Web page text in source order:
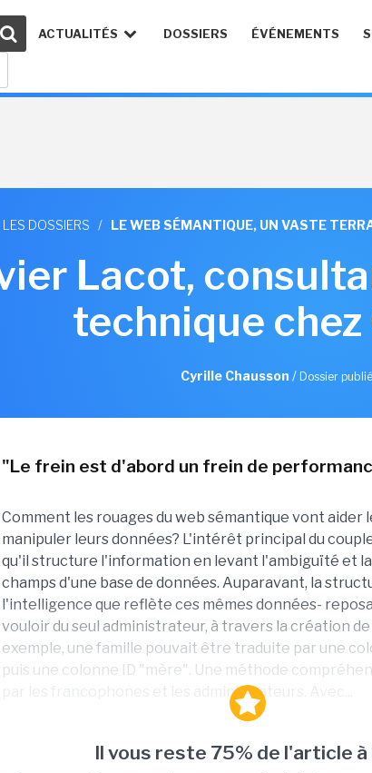
ACTUALITÉS DOSSIERS ÉVÉNEMENTS
LES DOSSIERS / LE WEB SÉMANTIQUE, UN VASTE
Lacot,
technique
Cyrille Chausson / Dossier
"Le frein est d'abord un frein de
Comment les rouages du web sémantique vont aider
manipuler leurs données? L'intérêt principal du
qu'il structure l'information en levant l'ambiguïté et
champs d'une base de données. Auparavant, la
l'intelligence que reflète ces mêmes données-
vouloir du seul administrateur, à travers la création de
exemple, une famille pouvait être traduite par une
puis une colonne ID "mère". Une méthode
par les francophones et les administrateurs. Avec...
Il vous reste 75% de l'article à